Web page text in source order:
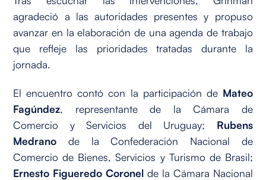
agradeció a las autoridades presentes y propuso
avanzar en la elaboración de una agenda de trabajo
que refleje las prioridades tratadas durante la
jornada.
El encuentro contó con la participación de Mateo
Fagúndez, representante de la Cámara de
Comercio y Servicios del Uruguay; Rubens
Medrano de la Confederación Nacional de
Comercio de Bienes, Servicios y Turismo de Brasil;
Ernesto Figueredo Coronel de la Cámara Nacional